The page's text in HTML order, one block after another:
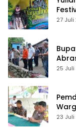
27
25
23